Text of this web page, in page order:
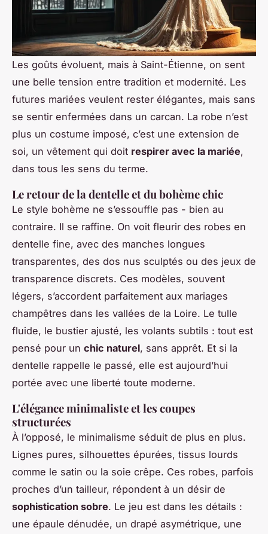
Les goûts évoluent, mais à Saint-Étienne, on sent
une belle tension entre tradition et modernité. Les
futures mariées veulent rester élégantes, mais sans
se sentir enfermées dans un carcan. La robe n’est
plus un costume imposé, c’est une extension de
soi, un vêtement qui doit respirer avec la mariée,
dans tous les sens du terme.
Le retour de la dentelle et du bohème chic
Le style bohème ne s’essouffle pas - bien au
contraire. Il se raffine. On voit fleurir des robes en
dentelle fine, avec des manches longues
transparentes, des dos nus sculptés ou des jeux de
transparence discrets. Ces modèles, souvent
légers, s’accordent parfaitement aux mariages
champêtres dans les vallées de la Loire. Le tulle
fluide, le bustier ajusté, les volants subtils : tout est
pensé pour un chic naturel, sans apprêt. Et si la
dentelle rappelle le passé, elle est aujourd’hui
portée avec une liberté toute moderne.
L'élégance minimaliste et les coupes
structurées
À l’opposé, le minimalisme séduit de plus en plus.
Lignes pures, silhouettes épurées, tissus lourds
comme le satin ou la soie crêpe. Ces robes, parfois
proches d’un tailleur, répondent à un désir de
sophistication sobre. Le jeu est dans les détails :
une épaule dénudée, un drapé asymétrique, une